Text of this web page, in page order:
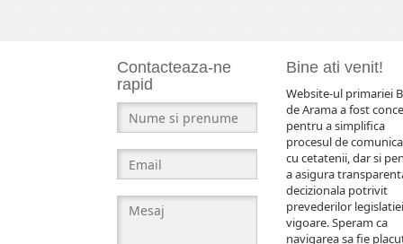
Contacteaza-ne
rapid
Bine ati venit!
Website-ul primariei
de Arama a fost
pentru a simplifica
procesul de
cu cetatenii, dar si
a asigura
decizionala potrivit
prevederilor
vigoare. Speram ca
navigarea sa fie